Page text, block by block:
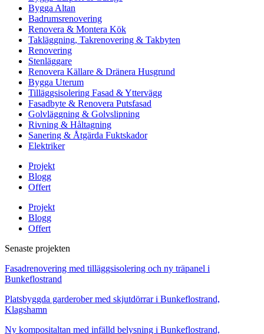
Bygga Altan
Badrumsrenovering
Renovera & Montera Kök
Takläggning, Takrenovering & Takbyten
Renovering
Stenläggare
Renovera Källare & Dränera Husgrund
Bygga Uterum
Tilläggsisolering Fasad & Yttervägg
Fasadbyte & Renovera Putsfasad
Golvläggning & Golvslipning
Rivning & Håltagning
Sanering & Åtgärda Fuktskador
Elektriker
Projekt
Blogg
Offert
Projekt
Blogg
Offert
Senaste projekten
Fasadrenovering med tilläggsisolering och ny träpanel i
Bunkeflostrand
Platsbyggda garderober med skjutdörrar i Bunkeflostrand,
Klagshamn
Ny kompositaltan med infälld belysning i Bunkeflostrand,